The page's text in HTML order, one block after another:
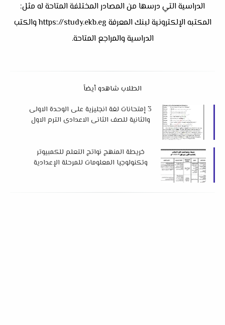
الدراسية التي درسها من المصادر المختلفة المتاحة له مثل:
المكتبه الإلكترونية لبنك المعرفة https://study.ekb.eg والكتب
الدراسية والمراجع المتاحة.
الطلاب شاهدو أيضاً
3 إمتحانات لغة انجليزية على الوحدة الاولى
والثانية للصف الثانى الاعدادى الترم الاول
خريطة المنهج نواتج التعلم للكمبيوتر
وتكنولوجيا المعلومات للمرحلة الإعدادية